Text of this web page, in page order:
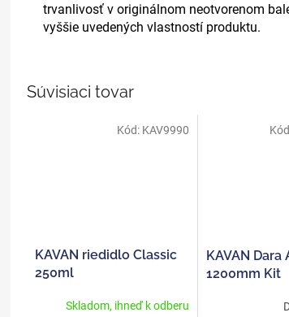
trvanlivosť v originálnom neotvorenom
vyššie uvedených vlastností produktu.
Súvisiaci tovar
KAVAN riedidlo Classic
250ml
Skladom, ihneď k odberu
Kód: KAV9990
KAVAN Dara
1200mm Kit